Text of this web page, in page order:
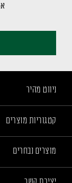
ניווט מהיר
קטגוריות מוצרים
מוצרים נבחרים